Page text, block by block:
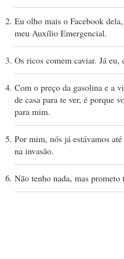
Eu olho mais o Facebook
meu Auxílio Emergencial.
Os ricos comem caviar. Já eu,
Com o preço da gasolina e a
de casa para te ver, é porque
para mim.
Por mim, nós já estávamos
na invasão.
Não tenho nada, mas prometo